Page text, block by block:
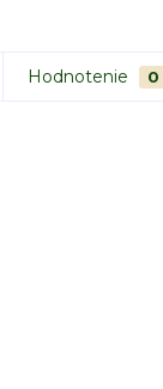
Hodnotenie 0